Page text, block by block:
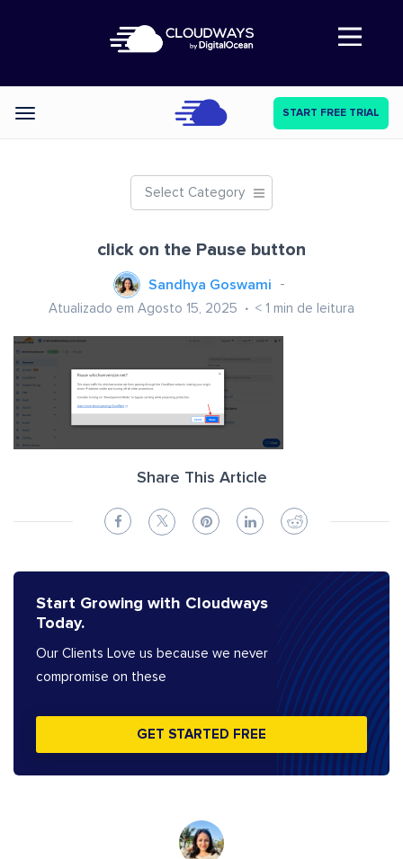
Abre a navegação
Categories START FREE TRIAL
Select Category
click on the Pause button
Sandhya Goswami
Atualizado em Agosto 15, 2025 < 1 min de leitura
Share This Article
Start Growing with Cloudways
Today.
Our Clients Love us because we never
compromise on these
GET STARTED FREE